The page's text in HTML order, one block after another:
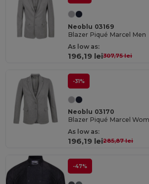
Neoblu 03169
Blazer Piqué Marcel Men
As low as:
196,19 lei307,75 lei
-31%
Neoblu 03170
Blazer Piqué Marcel
As low as:
196,19 lei285,87 lei
-47%